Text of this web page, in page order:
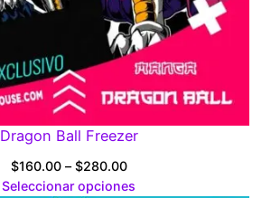
Dragon Ball Freezer
$160.00 – $280.00Price
range:
Seleccionar opciones